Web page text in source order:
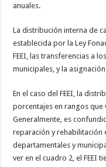
anuales.
La distribución interna de
establecida por la Ley
FEEI, las transferencias a
municipales, y la
En el caso del FEEI, la
porcentajes en rangos que
Generalmente, es
reparación y
departamentales y
ver en el cuadro 2, el FEEI